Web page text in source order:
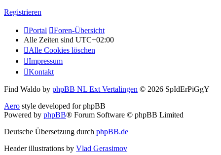
Registrieren
Portal
Foren-Übersicht
Alle Zeiten sind UTC+02:00
Alle Cookies löschen
Impressum
Kontakt
Find Waldo by phpBB NL Ext Vertalingen © 2026 SpIdErPiGgY
Aero style developed for phpBB
Powered by phpBB® Forum Software © phpBB Limited
Deutsche Übersetzung durch phpBB.de
Header illustrations by Vlad Gerasimov